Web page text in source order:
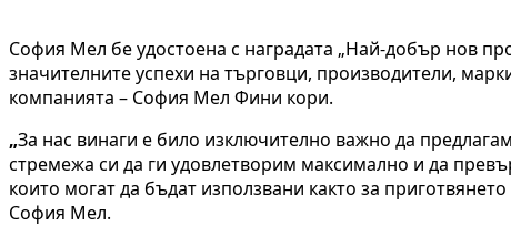
София Мел бе удостоена с наградата „Най-добър нов
значителните успехи на търговци, производители,
компанията – София Мел Фини кори.
„За нас винаги е било изключително важно да
стремежа си да ги удовлетворим максимално и да
които могат да бъдат използвани както за
София Мел.